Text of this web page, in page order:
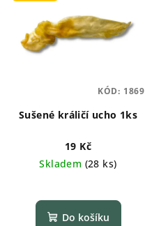
Sušené králičí ucho 1ks
19 Kč
Skladem (28 ks)
Do košíku
KÓD: 1869